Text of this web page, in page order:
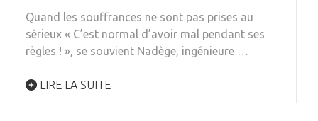
Quand les souffrances ne sont pas prises au
sérieux « C’est normal d’avoir mal pendant ses
règles ! », se souvient Nadège, ingénieure …
LIRE LA SUITE